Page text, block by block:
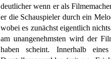
deutlicher wenn er als
er die Schauspieler durch ein
wobei es zunächst eigentlich
am unangenehmsten wird der
haben scheint. Innerhalb